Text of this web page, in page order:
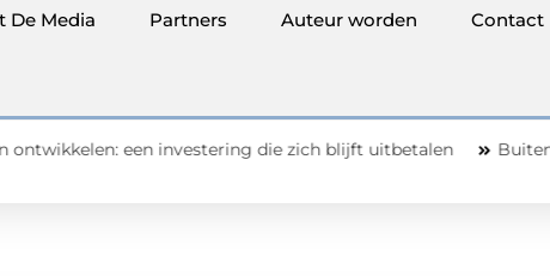
De Media Partners Auteur worden Contact
een investering die zich blijft uitbetalen Buitengesloten in